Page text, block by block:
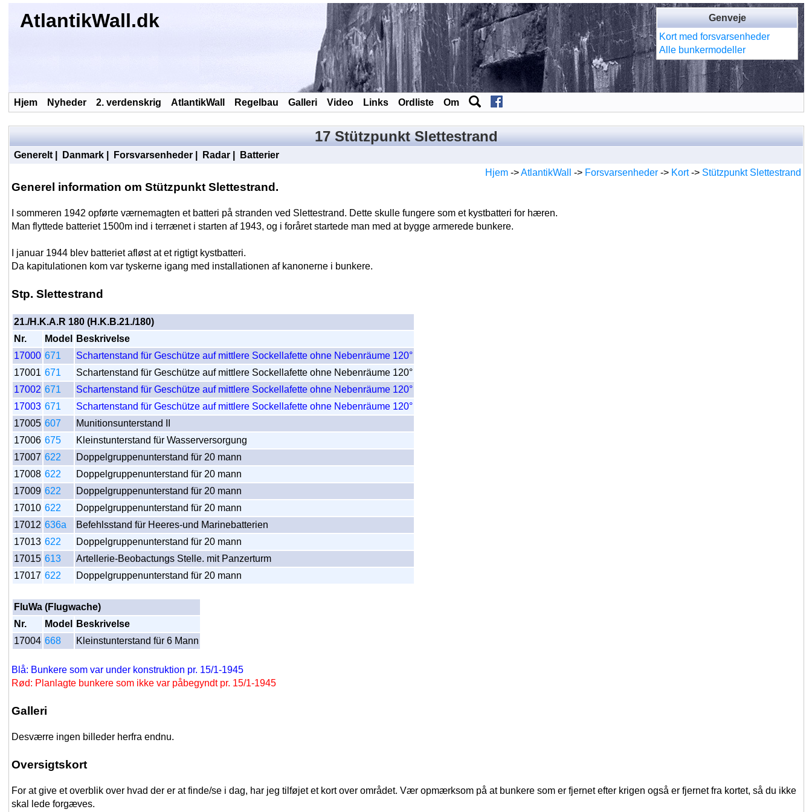
AtlantikWall.dk
Genveje
Kort med forsvarsenheder
Alle bunkermodeller
Hjem Nyheder 2. verdenskrig AtlantikWall Regelbau Galleri Video Links Ordliste Om
17 Stützpunkt Slettestrand
Generelt| Danmark| Forsvarsenheder| Radar|
Batterier
Hjem->AtlantikWall -> Forsvarsenheder-> Kort-> Stützpunkt Slettestrand
Generel information om Stützpunkt Slettestrand.
I sommeren 1942 opførte værnemagten et batteri på stranden ved Slettestrand. Dette skulle fungere som et kystbatteri for hæren.
Man flyttede batteriet 1500m ind i terrænet i starten af 1943, og i foråret startede man med at bygge armerede bunkere.
I januar 1944 blev batteriet afløst at et rigtigt kystbatteri.
Da kapitulationen kom var tyskerne igang med installationen af kanonerne i bunkere.
Stp. Slettestrand
21./H.K.A.R 180 (H.K.B.21./180)
Nr.
Model
Beskrivelse
17000 671
Schartenstand für Geschütze auf mittlere Sockellafette ohne Nebenräume 120°
17001 671
Schartenstand für Geschütze auf mittlere Sockellafette ohne Nebenräume 120°
17002 671
Schartenstand für Geschütze auf mittlere Sockellafette ohne Nebenräume 120°
17003 671
Schartenstand für Geschütze auf mittlere Sockellafette ohne Nebenräume 120°
17005 607
Munitionsunterstand II
17006 675
Kleinstunterstand für Wasserversorgung
17007 622
Doppelgruppenunterstand für 20 mann
17008 622
Doppelgruppenunterstand für 20 mann
17009 622
Doppelgruppenunterstand für 20 mann
17010 622
Doppelgruppenunterstand für 20 mann
17012 636a
Befehlsstand für Heeres-und Marinebatterien
17013 622
Doppelgruppenunterstand für 20 mann
17015 613
Artellerie-Beobactungs Stelle. mit Panzerturm
17017 622 Doppelgruppenunterstand für 20 mann
FluWa (Flugwache)
Nr.
Model
Beskrivelse
17004 668 Kleinstunterstand für 6 Mann
Blå: Bunkere som var under konstruktion pr. 15/1-1945
Rød: Planlagte bunkere som ikke var påbegyndt pr. 15/1-1945
Galleri
Desværre ingen billeder herfra endnu.
Oversigtskort
For at give et overblik over hvad der er at finde/se i dag, har jeg tilføjet et kort over området. Vær opmærksom på at bunkere som er fjernet efter krigen også er fjernet fra kortet, så du ikke
skal lede forgæves.